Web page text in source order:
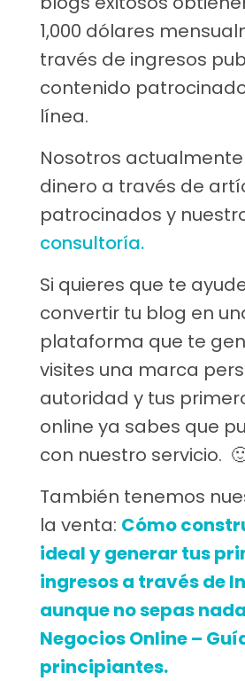
1,000 dólares
través de ingresos
contenido
línea.
Nosotros
dinero a través de
patrocinados y
consultoría.
Si quieres que te
convertir tu blog en
plataforma que te
visites una marca
autoridad y tus
online ya sabes que
con nuestro servicio.
También tenemos
la venta: Cómo
ideal y generar tus
ingresos a través de
aunque no sepas
Negocios Online –
principiantes.